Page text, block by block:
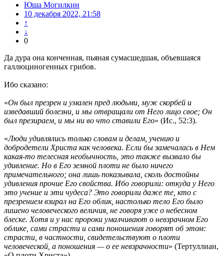
Юша Могилкин
10 декабря 2022, 21:58
↑
↓
0
Да дура она конченная, пьяная сумасшедшая, объевшаяся
галлюциногенных грибов.
Ибо сказано:
«Он был презрен и умален пред людьми, муж скорбей и
изведавший болезни, и мы отвращали от Него лицо свое; Он
был презираем, и мы ни во что ставили Его» (Ис., 52:3).
«Люди удивлялись только словам и делам, учению и
добродетели Христа как человека. Если бы замечалась в Нем
какая-то телесная необычность, это также вызвало бы
удивление. Но в Его земной плоти не было ничего
примечательного; она лишь показывала, сколь достойны
удивления прочие Его свойства. Ибо говорили: откуда у Него
это учение и эти чудеса? Это говорили даже те, кто с
презрением взирал на Его облик, настолько тело Его было
лишено человеческого величия, не говоря уже о небесном
блеске. Хотя и у нас пророки умалчивают о невзрачном Его
облике, сами страсти и сами поношения говорят об этом:
страсти, в частности, свидетельствуют о плоти
человеческой, а поношения — о ее невзрачности» (Тертуллиан,